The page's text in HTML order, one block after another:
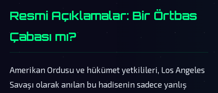
Resmi Açıklamalar: Bir Örtbas
Çabası mı?
Amerikan Ordusu ve hükümet yetkilileri, Los Angeles
Savaşı olarak anılan bu hadisenin sadece yanlış